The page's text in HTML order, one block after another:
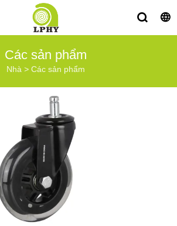
Các sản phẩm
Nhà > Các sản phẩm